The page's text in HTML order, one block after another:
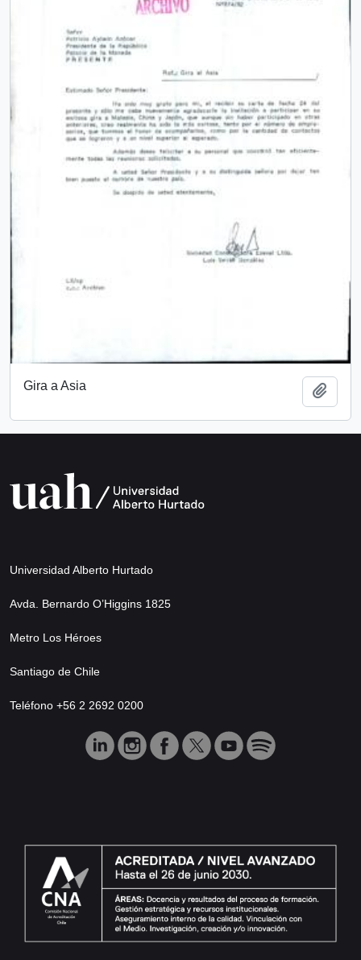
Gira a Asia
Universidad Alberto Hurtado
Avda. Bernardo O’Higgins 1825
Metro Los Héroes
Santiago de Chile
Teléfono +56 2 2692 0200